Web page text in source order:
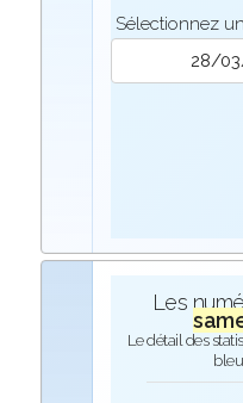
Sélectionnez
Les
Le détail des